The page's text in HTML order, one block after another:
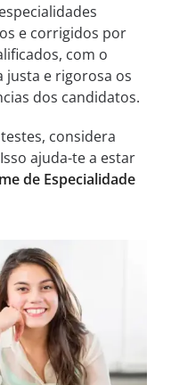
e corrigidos por
com o
justa e rigorosa os
dos candidatos.
considera
ajuda-te a estar
de Especialidade